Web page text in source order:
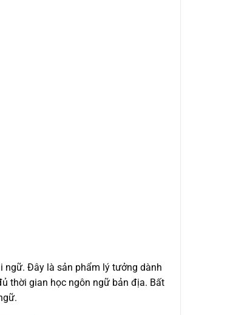
ngữ. Đây là sản phẩm lý tưởng dành
thời gian học ngôn ngữ bản địa. Bất